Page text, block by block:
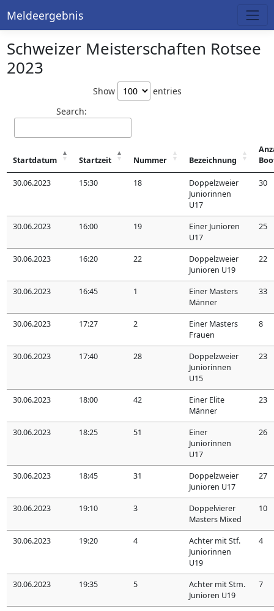
Meldeergebnis
Schweizer Meisterschaften Rotsee
2023
Show
entries
Search:
Startdatum Startzeit Nummer Bezeichnung
30.06.2023 15:30 18
Doppelzweier
Juniorinnen
U17
30
30.06.2023 16:00 19
Einer Junioren
U17
25
30.06.2023 16:20 22
Doppelzweier
Junioren U19
22
30.06.2023 16:45 1
Einer Masters
Männer
33
30.06.2023 17:27 2
Einer Masters
Frauen
8
30.06.2023 17:40 28
Doppelzweier
Juniorinnen
U15
23
30.06.2023 18:00 42
Einer Elite
Männer
23
30.06.2023 18:25 51
Einer
Juniorinnen
U17
26
30.06.2023 18:45 31
Doppelzweier
Junioren U17
27
30.06.2023 19:10 3
Doppelvierer
Masters Mixed
10
30.06.2023 19:20 4
Achter mit Stf.
Juniorinnen
U19
4
30.06.2023 19:35 5
Achter mit Stm.
Junioren U19
7